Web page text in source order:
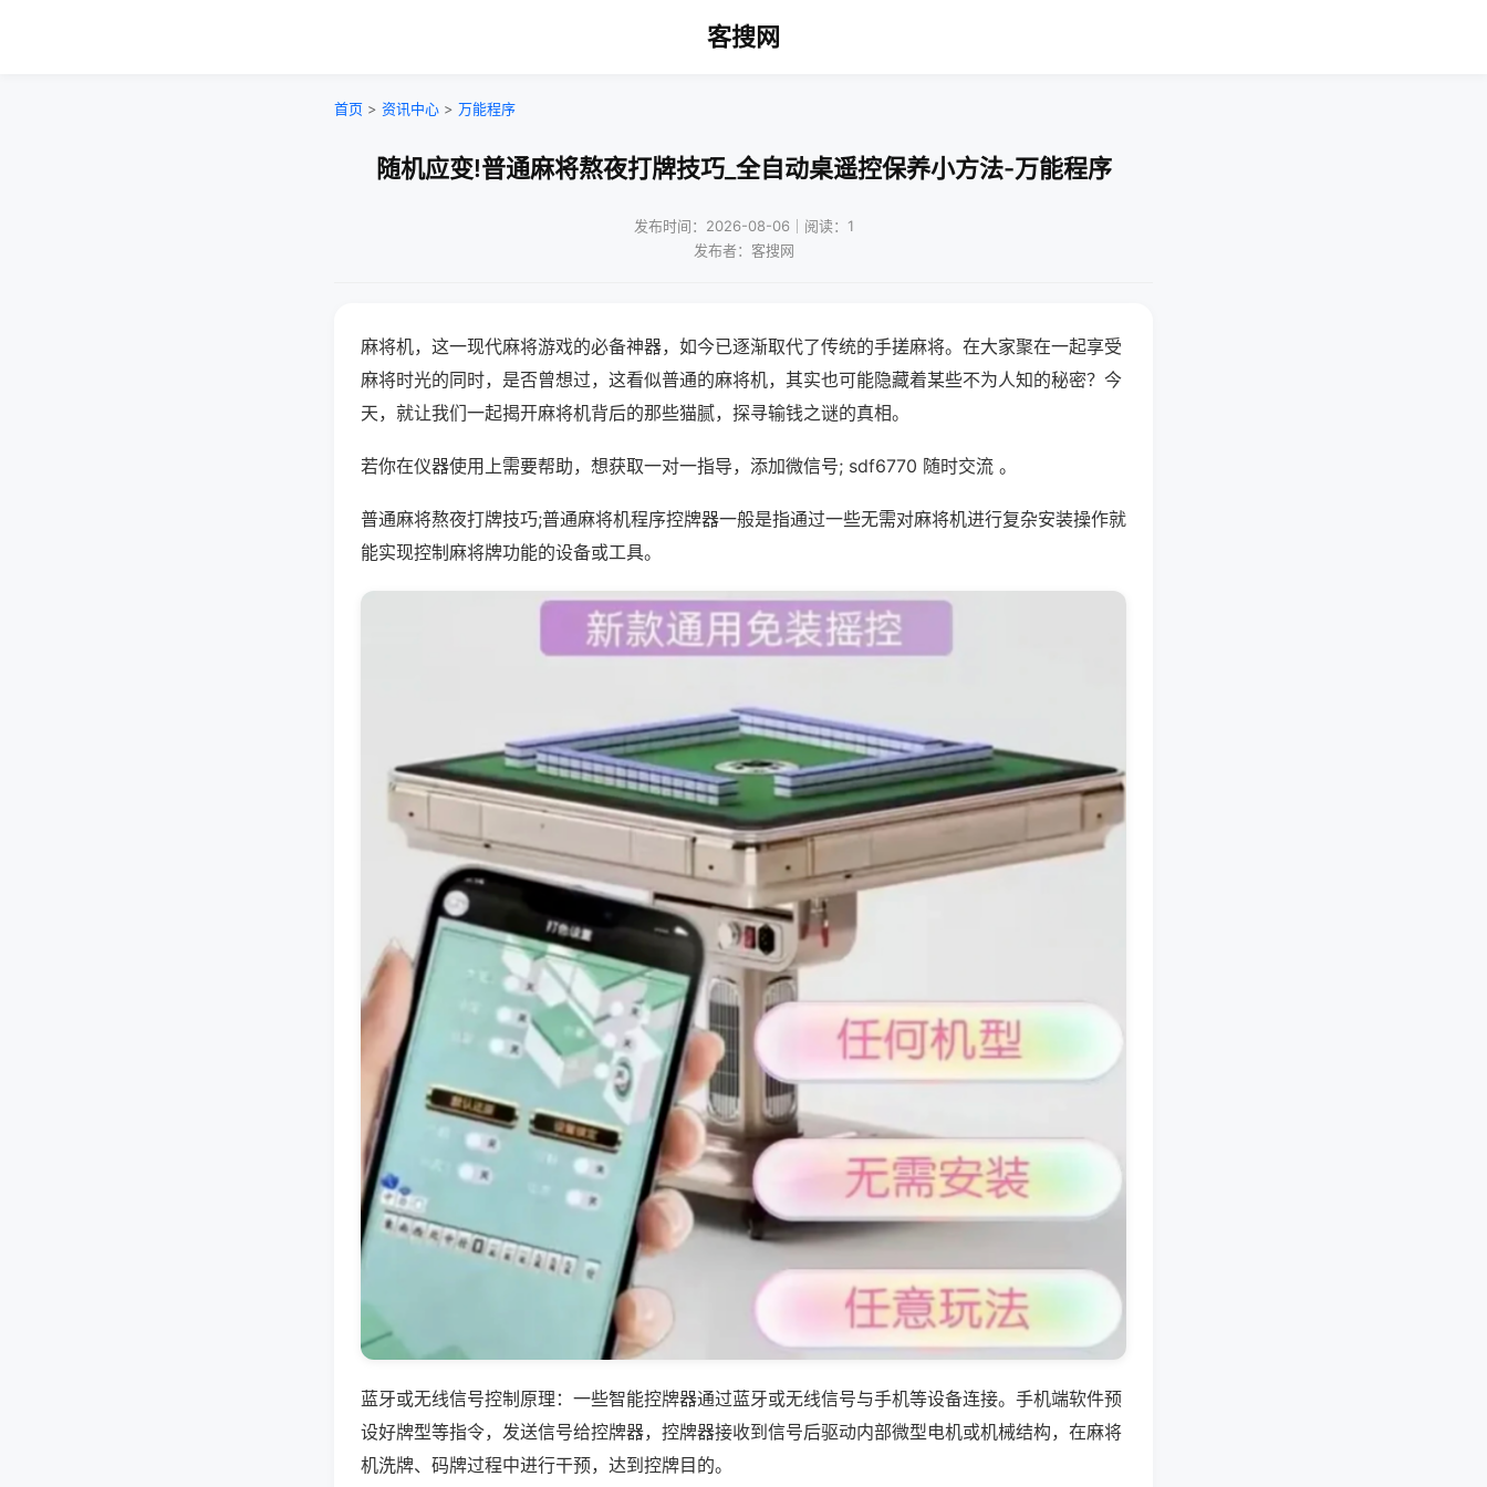
客搜网
首页 > 资讯中心 > 万能程序
随机应变!普通麻将熬夜打牌技巧_全自动桌遥控保养小方法-万能程序
发布时间：2026-08-06｜阅读：1
发布者：客搜网
麻将机，这一现代麻将游戏的必备神器，如今已逐渐取代了传统的手搓麻将。在大家聚在一起享受
麻将时光的同时，是否曾想过，这看似普通的麻将机，其实也可能隐藏着某些不为人知的秘密？今
天，就让我们一起揭开麻将机背后的那些猫腻，探寻输钱之谜的真相。
若你在仪器使用上需要帮助，想获取一对一指导，添加微信号; sdf6770 随时交流 。
普通麻将熬夜打牌技巧;普通麻将机程序控牌器一般是指通过一些无需对麻将机进行复杂安装操作就
能实现控制麻将牌功能的设备或工具。
蓝牙或无线信号控制原理：一些智能控牌器通过蓝牙或无线信号与手机等设备连接。手机端软件预
设好牌型等指令，发送信号给控牌器，控牌器接收到信号后驱动内部微型电机或机械结构，在麻将
机洗牌、码牌过程中进行干预，达到控牌目的。